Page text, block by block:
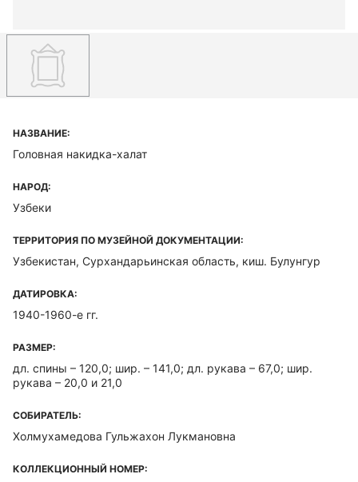
НАЗВАНИЕ:
Головная накидка-халат
НАРОД:
Узбеки
ТЕРРИТОРИЯ ПО МУЗЕЙНОЙ ДОКУМЕНТАЦИИ:
Узбекистан, Сурхандарьинская область, киш. Булунгур
ДАТИРОВКА:
1940-1960-е гг.
РАЗМЕР:
дл. спины – 120,0; шир. – 141,0; дл. рукава – 67,0; шир.
рукава – 20,0 и 21,0
СОБИРАТЕЛЬ:
Холмухамедова Гульжахон Лукмановна
КОЛЛЕКЦИОННЫЙ НОМЕР: